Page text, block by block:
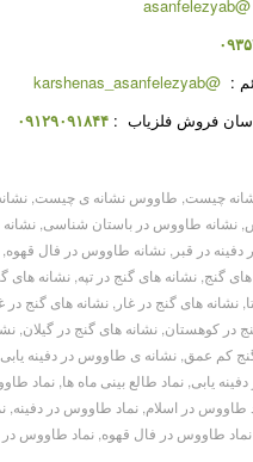
@asanfelezyab
:
@karshenas_asanfelezyab
فروش فلزیاب : ۰۹۱۲۹۰۹۱۸۴۴
چیست طاووس نشانه ی چیست
نشانه طاووس در باستان شناسی
در قبر نشانه طاووس در فال قهوه
گنج نشانه های گنج در تپه نشانه های
نشانه های گنج در غار
نشانه های گنج در
در کوهستان نشانه های گنج در گیلان
کم عمق نشانه ی طاووس در دفینه یابی
یابی نماد طالع بینی ماه ها نماد
طاووس در اسلام نماد طاووس در دفینه
نماد طاووس در فال قهوه نماد طاووس